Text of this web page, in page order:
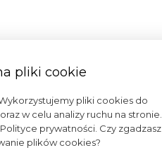
pliki cookie
pliki cookies do
w celu analizy ruchu na stronie.
prywatności. Czy zgadzasz
plików cookies?